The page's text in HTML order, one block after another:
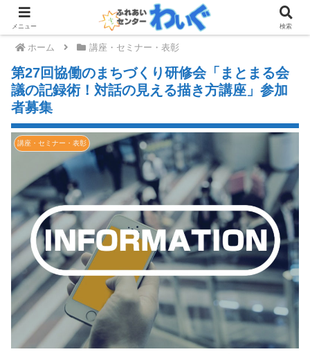
ホーム 講座・セミナー・表彰
第27回協働のまちづくり研修会「まとまる会
議の記録術！対話の見える描き方講座」参加
者募集
講座・セミナー・表彰
メニュー 検索